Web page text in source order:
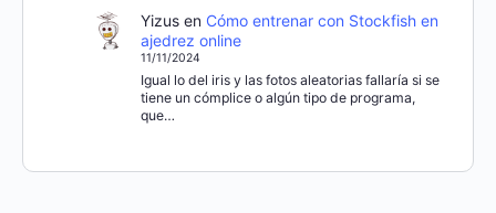
Yizusen Cómo entrenar con Stockfish en
ajedrez online
11/11/2024
Igual lo del iris y las fotos aleatorias fallaría si se
tiene un cómplice o algún tipo de programa,
que…